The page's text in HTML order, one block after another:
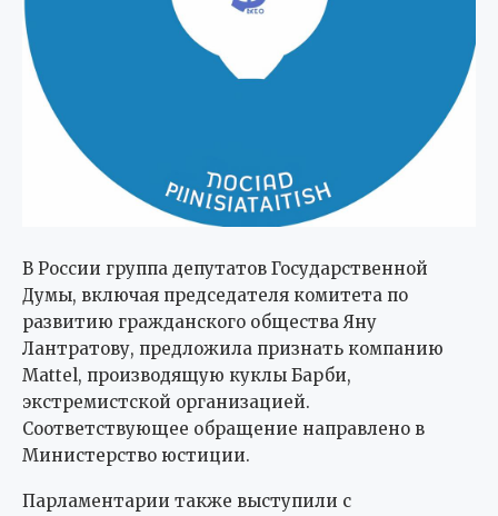
В России группа депутатов Государственной
Думы, включая председателя комитета по
развитию гражданского общества Яну
Лантратову, предложила признать компанию
Mattel, производящую куклы Барби,
экстремистской организацией.
Соответствующее обращение направлено в
Министерство юстиции.
Парламентарии также выступили с